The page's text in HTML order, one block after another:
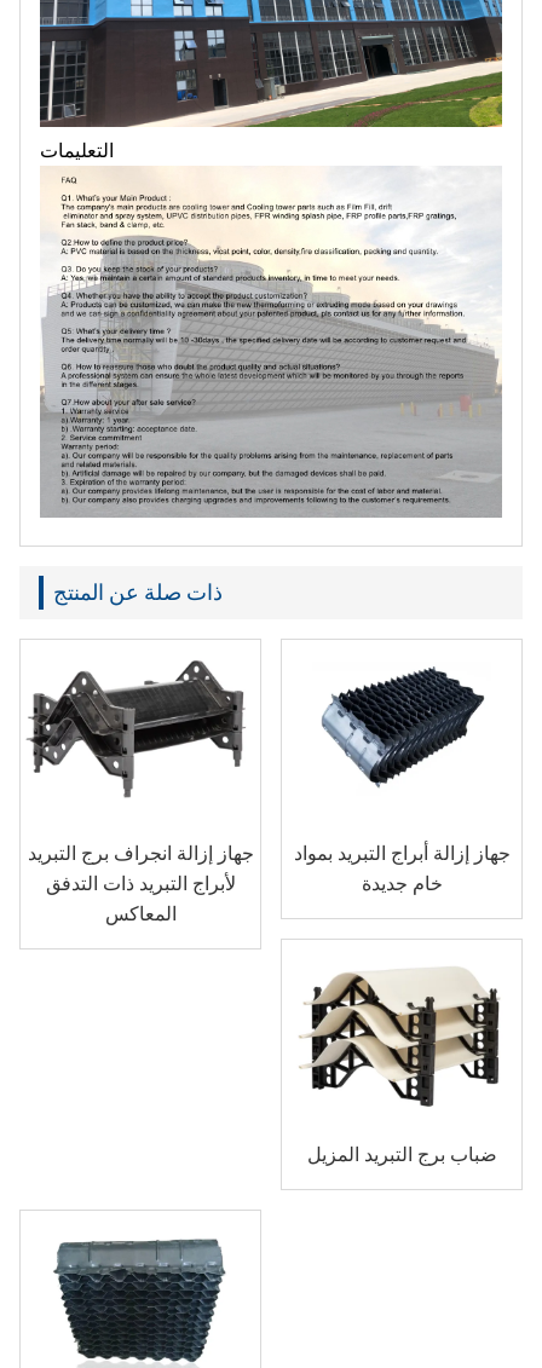
التعليمات
ذات صلة عن المنتج
جهاز إزالة انجراف برج التبريد
لأبراج التبريد ذات التدفق
المعاكس
جهاز إزالة أبراج التبريد بمواد
خام جديدة
ضباب برج التبريد المزيل